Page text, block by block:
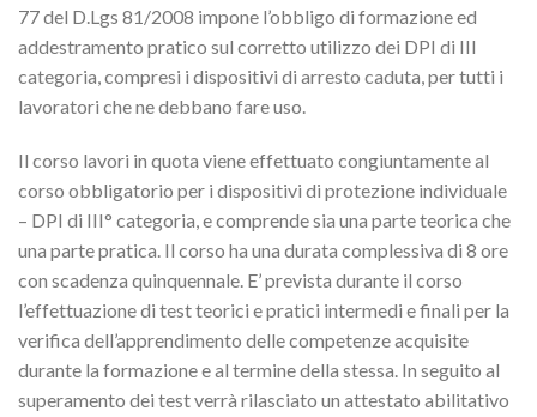
77 del D.Lgs 81/2008 impone l’obbligo di formazione ed
addestramento pratico sul corretto utilizzo dei DPI di III
categoria, compresi i dispositivi di arresto caduta, per tutti i
lavoratori che ne debbano fare uso.
Il corso lavori in quota viene effettuato congiuntamente al
corso obbligatorio per i dispositivi di protezione individuale
– DPI di III° categoria, e comprende sia una parte teorica che
una parte pratica. Il corso ha una durata complessiva di 8 ore
con scadenza quinquennale. E’ prevista durante il corso
l’effettuazione di test teorici e pratici intermedi e finali per la
verifica dell’apprendimento delle competenze acquisite
durante la formazione e al termine della stessa. In seguito al
superamento dei test verrà rilasciato un attestato abilitativo